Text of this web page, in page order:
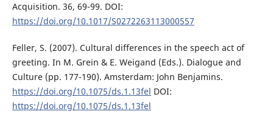
Acquisition. 36, 69-99. DOI:
https://doi.org/10.1017/S0272263113000557
Feller, S. (2007). Cultural differences in the speech act of
greeting. In M. Grein & E. Weigand (Eds.). Dialogue and
Culture (pp. 177-190). Amsterdam: John Benjamins.
https://doi.org/10.1075/ds.1.13fel DOI:
https://doi.org/10.1075/ds.1.13fel